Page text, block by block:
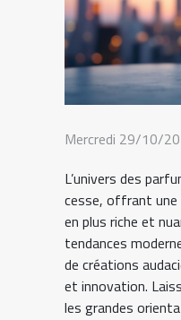
Mercredi 29/10/
L’univers des
cesse, offrant
en plus riche et
tendances
de créations
et innovation.
les grandes